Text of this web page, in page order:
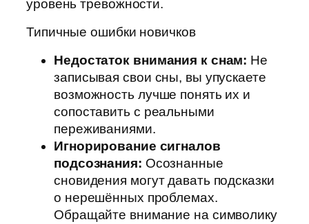
уровень тревожности.
Типичные ошибки новичков
Недостаток внимания к снам: Не
записывая свои сны, вы упускаете
возможность лучше понять их и
сопоставить с реальными
переживаниями.
Игнорирование сигналов
подсознания: Осознанные
сновидения могут давать подсказки
о нерешённых проблемах.
Обращайте внимание на символику